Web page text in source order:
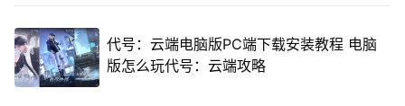
代号：云端电脑版PC端下载安装教程 电脑
版怎么玩代号：云端攻略